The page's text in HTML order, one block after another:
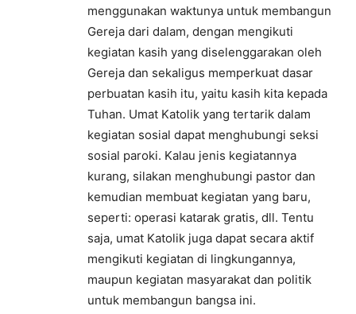
menggunakan waktunya untuk membangun
Gereja dari dalam, dengan mengikuti
kegiatan kasih yang diselenggarakan oleh
Gereja dan sekaligus memperkuat dasar
perbuatan kasih itu, yaitu kasih kita kepada
Tuhan. Umat Katolik yang tertarik dalam
kegiatan sosial dapat menghubungi seksi
sosial paroki. Kalau jenis kegiatannya
kurang, silakan menghubungi pastor dan
kemudian membuat kegiatan yang baru,
seperti: operasi katarak gratis, dll. Tentu
saja, umat Katolik juga dapat secara aktif
mengikuti kegiatan di lingkungannya,
maupun kegiatan masyarakat dan politik
untuk membangun bangsa ini.